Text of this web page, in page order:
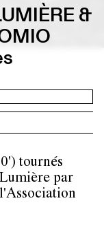
&
tournés
par